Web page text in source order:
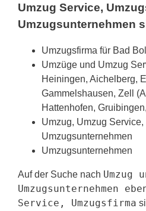
Umzug Service,
Umzugsunternehmen
Umzugsfirma für Bad
Umzüge und Umzug
Heiningen, Aichelberg,
Gammelshausen, Zell
Hattenhofen,
Umzug, Umzug
Umzugsunternehmen
Umzugsunternehmen
Auf der Suche nach Umzug
Umzugsunternehmen
Service, Umzugsfirma